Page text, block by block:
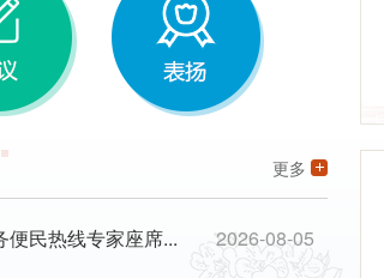
更多
民热线专家座席...
2026-08-05